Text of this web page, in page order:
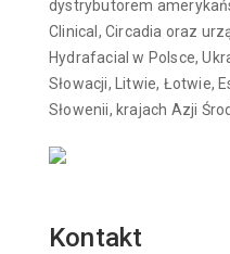
dystrybutorem
Clinical, Circadia oraz
Hydrafacial w Polsce,
Słowacji, Litwie, Łotwie,
Słowenii, krajach Azji
Kontakt